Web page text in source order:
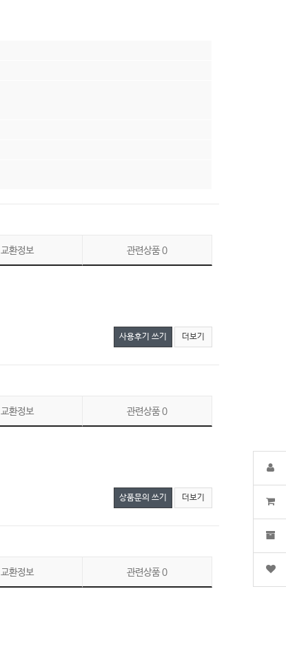
교환정보 관련상품0
사용후기 쓰기 더보기
교환정보 관련상품0
상품문의 쓰기 더보기
교환정보 관련상품0